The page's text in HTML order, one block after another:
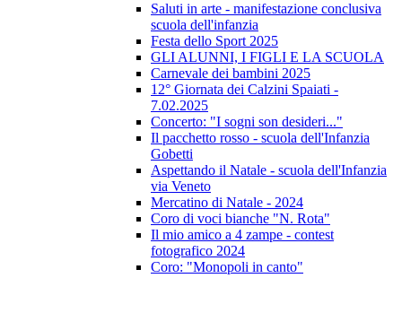
Saluti in arte - manifestazione conclusiva
scuola dell'infanzia
Festa dello Sport 2025
GLI ALUNNI, I FIGLI E LA SCUOLA
Carnevale dei bambini 2025
12° Giornata dei Calzini Spaiati -
7.02.2025
Concerto: "I sogni son desideri..."
Il pacchetto rosso - scuola dell'Infanzia
Gobetti
Aspettando il Natale - scuola dell'Infanzia
via Veneto
Mercatino di Natale - 2024
Coro di voci bianche "N. Rota"
Il mio amico a 4 zampe - contest
fotografico 2024
Coro: "Monopoli in canto"